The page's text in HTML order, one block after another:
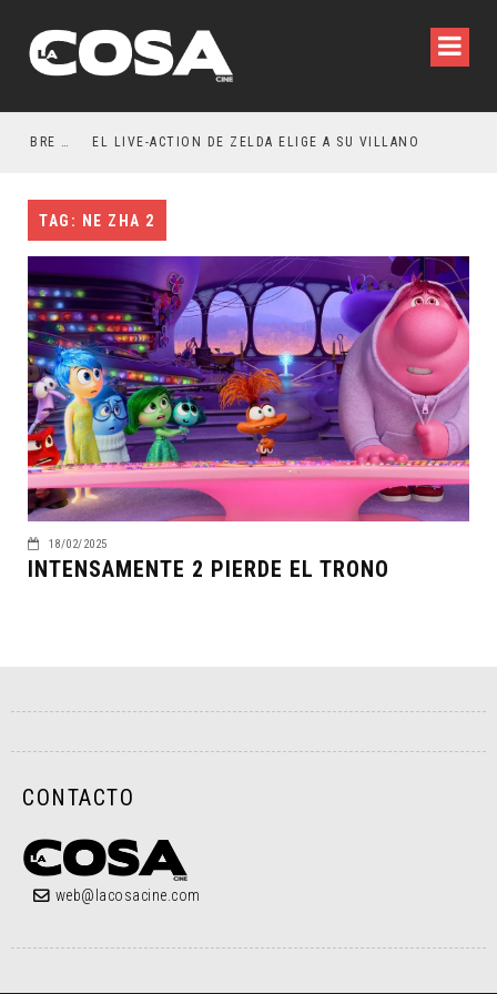
RESEÑA LA INVITACIÓN: OLIVIA WILDE REFLEXIONA SOBRE LA VIDA CONYUGAL EL LIVE-ACTION DE ZELDA ELIGE A SU VILLANO
TAG: NE ZHA 2
18/02/2025
INTENSAMENTE 2 PIERDE EL TRONO
CONTACTO
web@lacosacine.com